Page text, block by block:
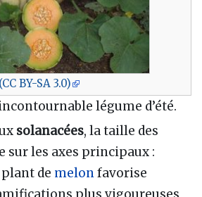
(CC BY-SA 3.0)
légume d’été.
solanacées, la taille des
sur les axes principaux :
de melonfavorise